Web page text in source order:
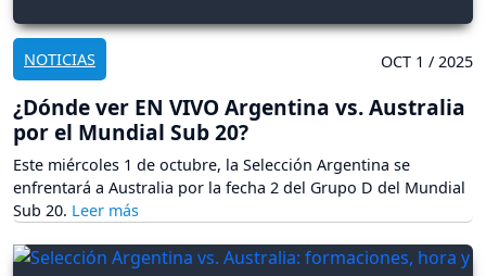
NOTICIAS OCT 1 / 2025
¿Dónde ver EN VIVO Argentina vs. Australia
por el Mundial Sub 20?
Este miércoles 1 de octubre, la Selección Argentina se
enfrentará a Australia por la fecha 2 del Grupo D del Mundial
Sub 20.